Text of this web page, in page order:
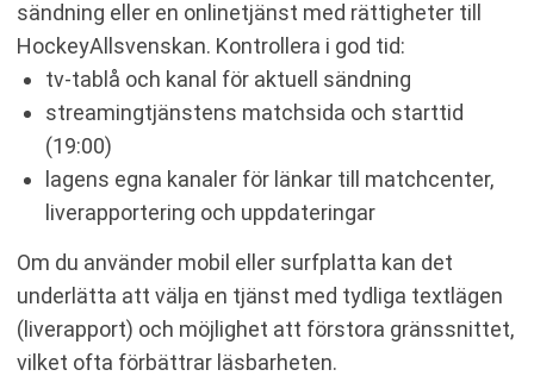
sändning eller en onlinetjänst med rättigheter till
HockeyAllsvenskan. Kontrollera i god tid:
tv-tablå och kanal för aktuell sändning
streamingtjänstens matchsida och starttid
(19:00)
lagens egna kanaler för länkar till matchcenter,
liverapportering och uppdateringar
Om du använder mobil eller surfplatta kan det
underlätta att välja en tjänst med tydliga textlägen
(liverapport) och möjlighet att förstora gränssnittet,
vilket ofta förbättrar läsbarheten.